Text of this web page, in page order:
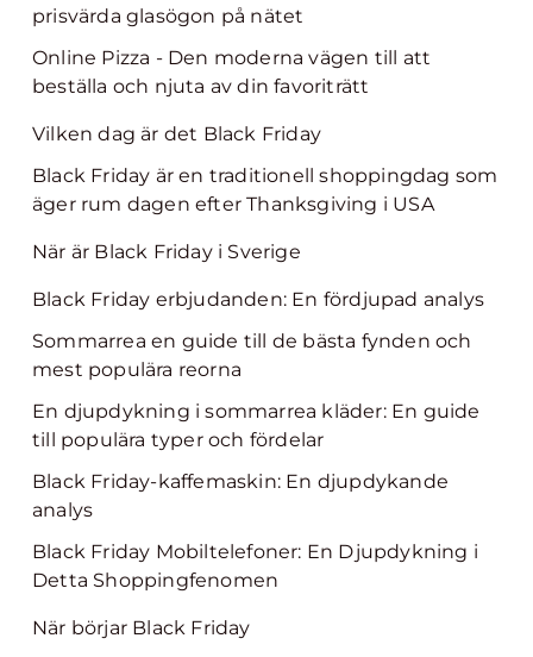
prisvärda glasögon på nätet
Online Pizza - Den moderna vägen till att
beställa och njuta av din favoriträtt
Vilken dag är det Black Friday
Black Friday är en traditionell shoppingdag som
äger rum dagen efter Thanksgiving i USA
När är Black Friday i Sverige
Black Friday erbjudanden: En fördjupad analys
Sommarrea en guide till de bästa fynden och
mest populära reorna
En djupdykning i sommarrea kläder: En guide
till populära typer och fördelar
Black Friday-kaffemaskin: En djupdykande
analys
Black Friday Mobiltelefoner: En Djupdykning i
Detta Shoppingfenomen
När börjar Black Friday